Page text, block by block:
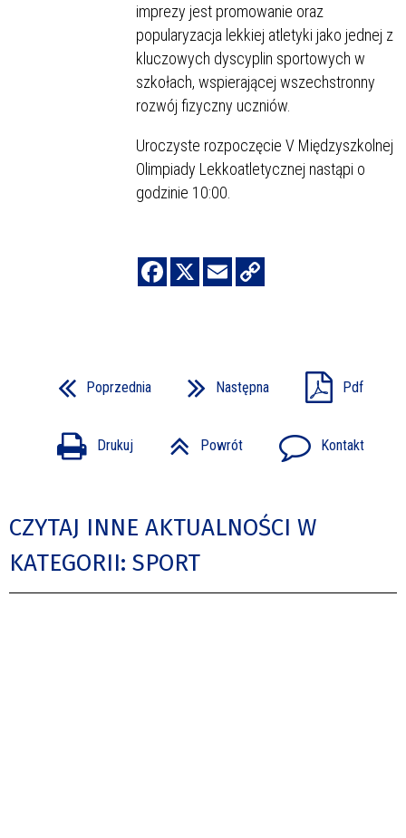
imprezy jest promowanie oraz
popularyzacja lekkiej atletyki jako jednej z
kluczowych dyscyplin sportowych w
szkołach, wspierającej wszechstronny
rozwój fizyczny uczniów.
Uroczyste rozpoczęcie V Międzyszkolnej
Olimpiady Lekkoatletycznej nastąpi o
godzinie 10:00.
Poprzednia Następna Pdf
Drukuj Powrót Kontakt
CZYTAJ INNE AKTUALNOŚCI W
KATEGORII: SPORT